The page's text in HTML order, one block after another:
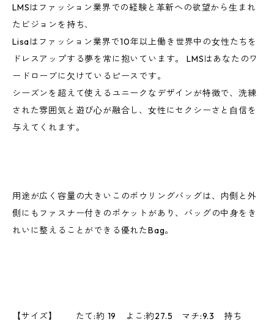
LMSはファッション業界での経験と⾰新への欲望から⽣まれ
たビジョンを持ち、
Lisaはファッション業界で10年以上働き世界中の⼥性たちを
ドレスアップする夢を常に抱いています。 LMSはあなたのワ
ードローブに⽋けているピースです。
シーズンを超えて使えるユニークなデザインが特徴で、洗練
された雰囲気と遊び⼼が融合し、⼥性にセクシーさと⾃信を
与えてくれます。
用途が広く容量の大きいこのボウリングバッグは、内側と外
側にもファスナー付きのポケットがあり、バッグの中身をき
れいに整えることができる優れたBag。
【サイズ】 たて:約 19 よこ:約27.5 マチ:9.3 持ち